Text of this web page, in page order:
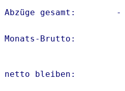
Abzüge gesamt:        -
Monats-
netto bleiben: